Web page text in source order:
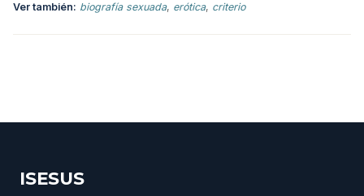
Ver también: biografía sexuada, erótica, criterio
ISESUS